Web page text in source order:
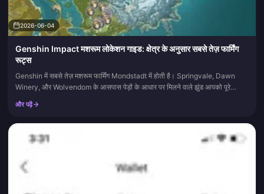
2026-06-04
Genshin Impact मशरूम लोकेशन गाइड: क्षेत्र के अनुसार सबसे तेज़ फार्मिंग
रूट्स
Genshin में सबसे तेज़ मशरूम फार्मिंग Mondstadt में होती है। Springvale, Dawn
Winery, और Wolvendom के आसपास पेड़ों के आधार पर मिलने वाले झुंड आपको पूरे
और पढ़ें